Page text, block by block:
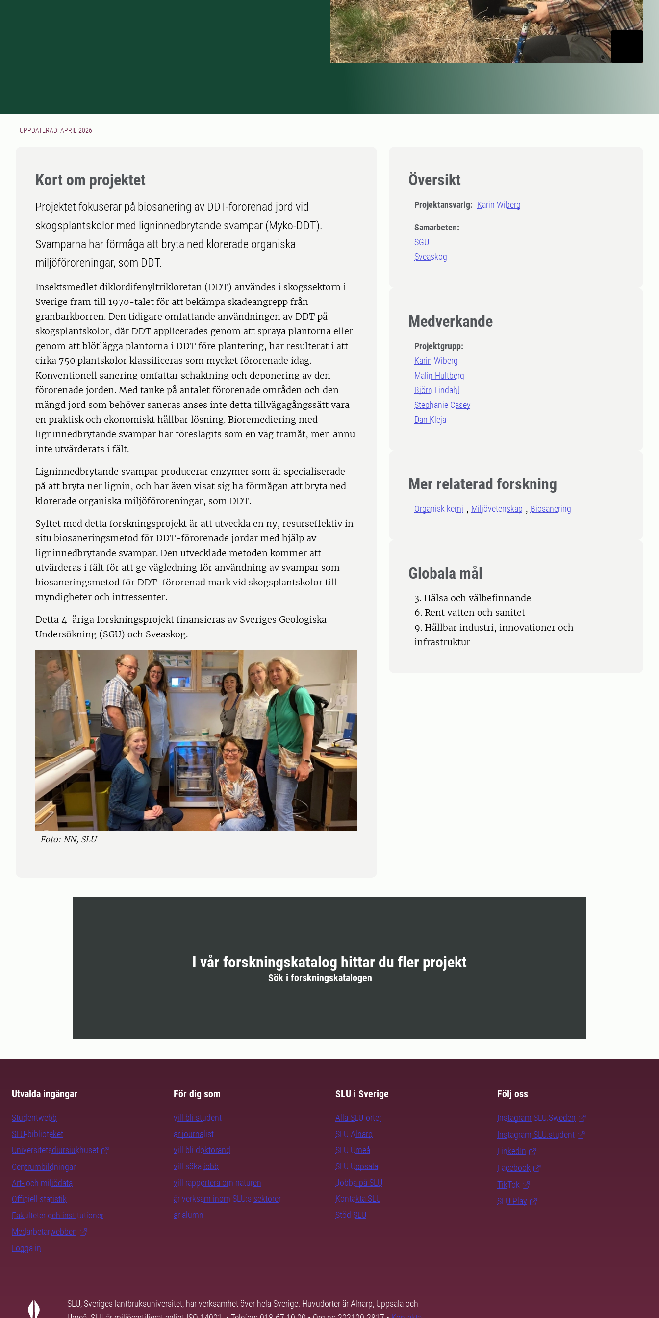
UPPDATERAD: APRIL 2026
Översikt
Projektansvarig: Karin Wiberg
Samarbeten:
SGU
Sveaskog
Medverkande
Projektgrupp:
Karin Wiberg
Malin Hultberg
Björn Lindahl
Stephanie Casey
Dan Kleja
Mer relaterad forskning
Organisk kemi Miljövetenskap Biosanering
Globala mål
3. Hälsa och välbefinnande
6. Rent vatten och sanitet
9. Hållbar industri, innovationer och
infrastruktur
Kort om projektet
Projektet fokuserar på biosanering av DDT-förorenad jord vid
skogsplantskolor med ligninnedbrytande svampar (Myko-DDT).
Svamparna har förmåga att bryta ned klorerade organiska
miljöföroreningar, som DDT.
Insektsmedlet diklordifenyltrikloretan (DDT) användes i skogssektorn i
Sverige fram till 1970-talet för att bekämpa skadeangrepp från
granbarkborren. Den tidigare omfattande användningen av DDT på
skogsplantskolor, där DDT applicerades genom att spraya plantorna eller
genom att blötlägga plantorna i DDT före plantering, har resulterat i att
cirka 750 plantskolor klassificeras som mycket förorenade idag.
Konventionell sanering omfattar schaktning och deponering av den
förorenade jorden. Med tanke på antalet förorenade områden och den
mängd jord som behöver saneras anses inte detta tillvägagångssätt vara
en praktisk och ekonomiskt hållbar lösning. Bioremediering med
ligninnedbrytande svampar har föreslagits som en väg framåt, men ännu
inte utvärderats i fält.
Ligninnedbrytande svampar producerar enzymer som är specialiserade
på att bryta ner lignin, och har även visat sig ha förmågan att bryta ned
klorerade organiska miljöföroreningar, som DDT.
Syftet med detta forskningsprojekt är att utveckla en ny, resurseffektiv in
situ biosaneringsmetod för DDT-förorenade jordar med hjälp av
ligninnedbrytande svampar. Den utvecklade metoden kommer att
utvärderas i fält för att ge vägledning för användning av svampar som
biosaneringsmetod för DDT-förorenad mark vid skogsplantskolor till
myndigheter och intressenter.
Detta 4-åriga forskningsprojekt finansieras av Sveriges Geologiska
Undersökning (SGU) och Sveaskog.
Foto: NN, SLU
I vår forskningskatalog hittar du fler projekt
Sök i forskningskatalogen
Utvalda ingångar
Studentwebb
SLU-biblioteket
Universitetsdjursjukhuset
Centrumbildningar
Art- och miljödata
Officiell statistik
Fakulteter och institutioner
Medarbetarwebben
Logga in
För dig som
vill bli student
är journalist
vill bli doktorand
vill söka jobb
vill rapportera om naturen
är verksam inom SLU:s sektorer
är alumn
SLU i Sverige
Alla SLU-orter
SLU Alnarp
SLU Umeå
SLU Uppsala
Jobba på SLU
Kontakta SLU
Stöd SLU
Följ oss
Instagram SLU.Sweden
Instagram SLU.student
LinkedIn
Facebook
TikTok
SLU Play
SLU, Sveriges lantbruksuniversitet, har verksamhet över hela Sverige. Huvudorter är Alnarp, Uppsala och